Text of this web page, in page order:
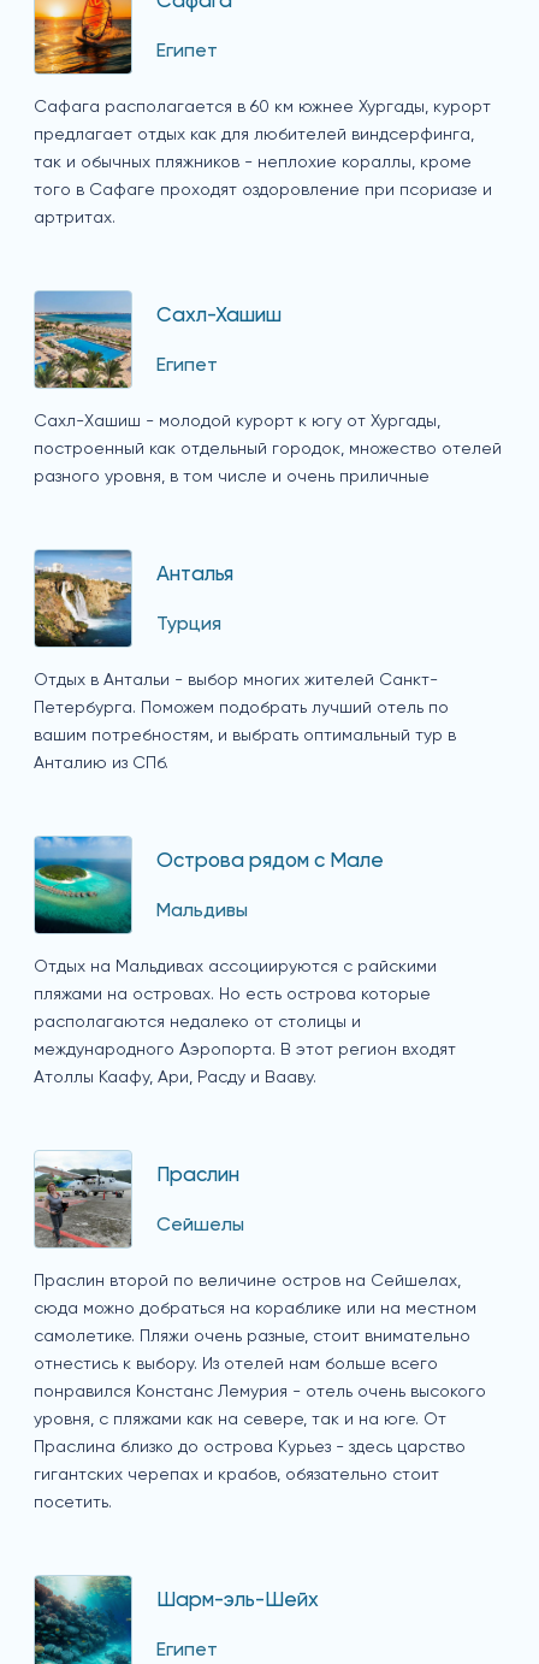
Египет
Сафага располагается в 60 км южнее Хургады, курорт
предлагает отдых как для любителей виндсерфинга,
так и обычных пляжников - неплохие кораллы, кроме
того в Сафаге проходят оздоровление при псориазе и
артритах.
Сахл-Хашиш
Египет
Сахл-Хашиш - молодой курорт к югу от Хургады,
построенный как отдельный городок, множество отелей
разного уровня, в том числе и очень приличные
Анталья
Турция
Отдых в Антальи - выбор многих жителей Санкт-
Петербурга. Поможем подобрать лучший отель по
вашим потребностям, и выбрать оптимальный тур в
Анталию из СПб.
Острова рядом с Мале
Мальдивы
Отдых на Мальдивах ассоциируются с райскими
пляжами на островах. Но есть острова которые
располагаются недалеко от столицы и
международного Аэропорта. В этот регион входят
Атоллы Каафу, Ари, Расду и Вааву.
Праслин
Сейшелы
Праслин второй по величине остров на Сейшелах,
сюда можно добраться на кораблике или на местном
самолетике. Пляжи очень разные, стоит внимательно
отнестись к выбору. Из отелей нам больше всего
понравился Констанс Лемурия - отель очень высокого
уровня, с пляжами как на севере, так и на юге. От
Праслина близко до острова Курьез - здесь царство
гигантских черепах и крабов, обязательно стоит
посетить.
Шарм-эль-Шейх
Египет